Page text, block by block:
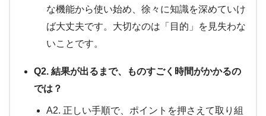
な機能から使い始め、徐々に知識を深めていけ
ば大丈夫です。大切なのは「目的」を見失わな
いことです。
Q2. 結果が出るまで、ものすごく時間がかかるの
では？
A2. 正しい手順で、ポイントを押さえて取り組